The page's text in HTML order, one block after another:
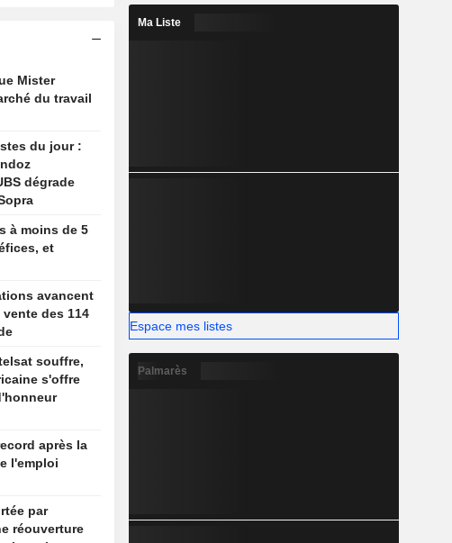
Mister
du travail
du jour :
dégrade
à moins de 5
et
avancent
des 114
souffre,
s'offre
après la
l'emploi
par
réouverture
Ma Liste
Espace mes listes
Palmarès